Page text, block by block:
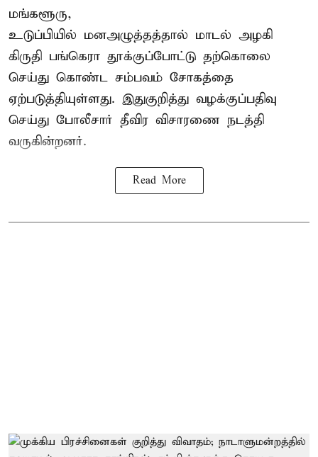
மங்களூரு,
உடுப்பியில் மனஅழுத்தத்தால் மாடல் அழகி
கிருதி பங்கெரா தூக்குப்போட்டு தற்கொலை
செய்து கொண்ட சம்பவம் சோகத்தை
ஏற்படுத்தியுள்ளது. இதுகுறித்து வழக்குப்பதிவு
செய்து போலீசார் தீவிர விசாரணை நடத்தி
வருகின்றனர்.
Read More